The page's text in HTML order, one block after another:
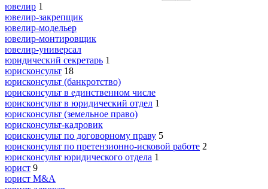
ювелир 1
ювелир-закрепщик
ювелир-модельер
ювелир-монтировщик
ювелир-универсал
юридический секретарь 1
юрисконсульт 18
юрисконсульт (банкротство)
юрисконсульт в единственном числе
юрисконсульт в юридический отдел 1
юрисконсульт (земельное право)
юрисконсульт-кадровик
юрисконсульт по договорному праву 5
юрисконсульт по претензионно-исковой работе 2
юрисконсульт юридического отдела 1
юрист 9
юрист M&A